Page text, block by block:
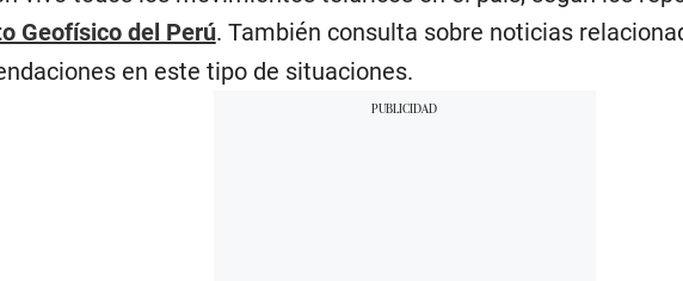
Geofísico del Perú. También consulta sobre noticias
en este tipo de situaciones.